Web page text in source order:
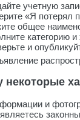
учетную
«Я потерял
общее
категорию и
и
некоторые
и